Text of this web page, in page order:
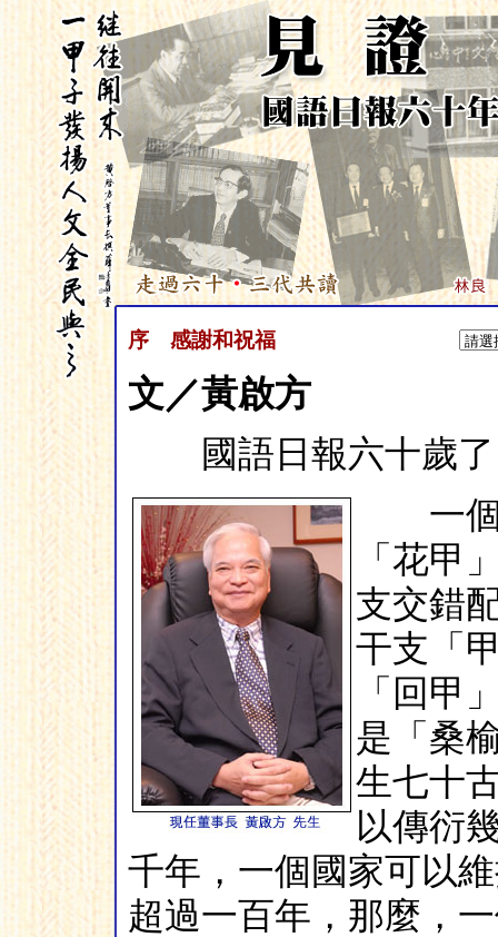
序感謝和祝福
文／黃啟方
國語日報六十歲了
一個
「花甲
支交錯
干支「
「回甲
是「桑
生七十
以傳衍
千年，一個國家可以
超過一百年，那麼，